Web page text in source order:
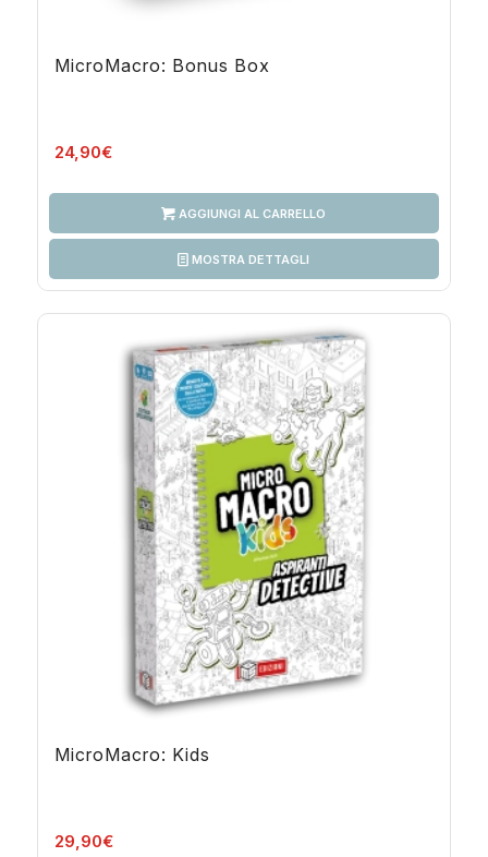
MicroMacro: Bonus Box
24,90€
AGGIUNGI AL CARRELLO
MOSTRA DETTAGLI
MicroMacro: Kids
29,90€